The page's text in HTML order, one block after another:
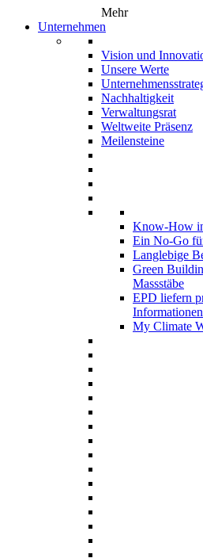
Mehr
Unternehmen
Vision und
Unsere Werte
Nachhaltigkeit
Verwaltungsrat
Weltweite Präsenz
Meilensteine
Know-How
Ein No-Go
Langlebige
Green
Massstäbe
EPD liefern
Informationen
My Climate